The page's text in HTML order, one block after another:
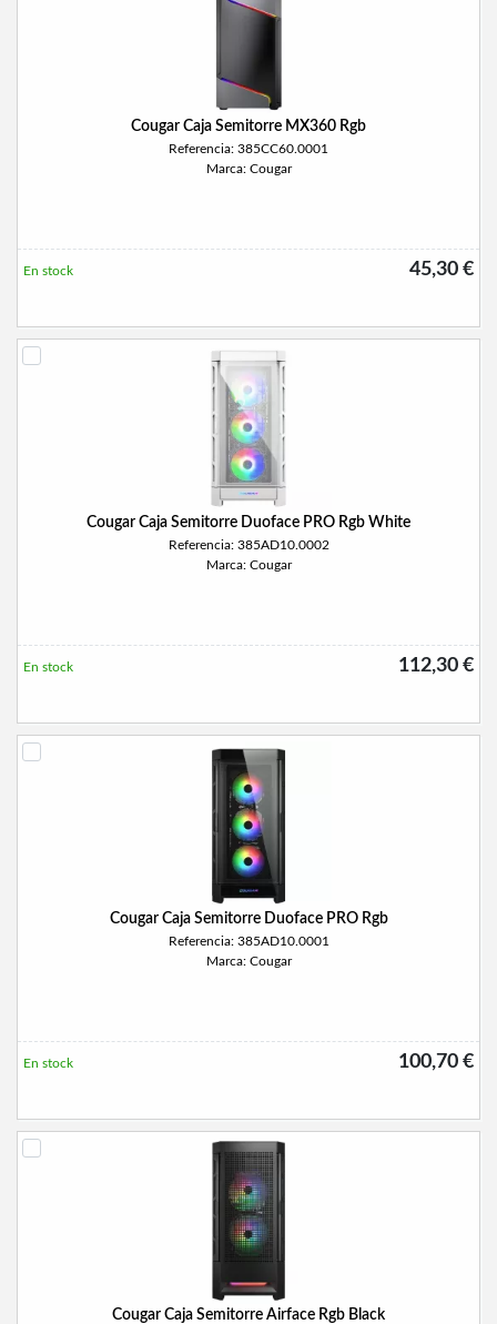
Cougar Caja Semitorre MX360 Rgb
Referencia: 385CC60.0001
Marca: Cougar
45,30 €
En stock
Cougar Caja Semitorre Duoface PRO Rgb White
Referencia: 385AD10.0002
Marca: Cougar
112,30 €
En stock
Cougar Caja Semitorre Duoface PRO Rgb
Referencia: 385AD10.0001
Marca: Cougar
100,70 €
En stock
Cougar Caja Semitorre Airface Rgb Black